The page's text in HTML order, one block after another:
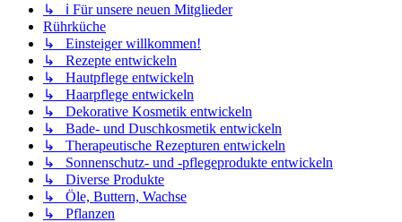
↳ ℹ️ Für unsere neuen Mitglieder
Rührküche
↳ Einsteiger willkommen!
↳ Rezepte entwickeln
↳ Hautpflege entwickeln
↳ Haarpflege entwickeln
↳ Dekorative Kosmetik entwickeln
↳ Bade- und Duschkosmetik entwickeln
↳ Therapeutische Rezepturen entwickeln
↳ Sonnenschutz- und -pflegeprodukte entwickeln
↳ Diverse Produkte
↳ Öle, Buttern, Wachse
↳ Pflanzen